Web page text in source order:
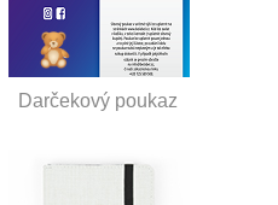
Darčekový poukaz